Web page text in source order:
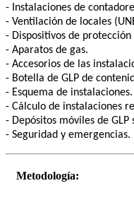
- Instalaciones de
- Ventilación de locales
- Dispositivos de
- Aparatos de gas.
- Accesorios de las
- Botella de GLP de
- Esquema de instalaciones.
- Cálculo de instalaciones
- Depósitos móviles de GLP
- Seguridad y emergencias.
Metodología: